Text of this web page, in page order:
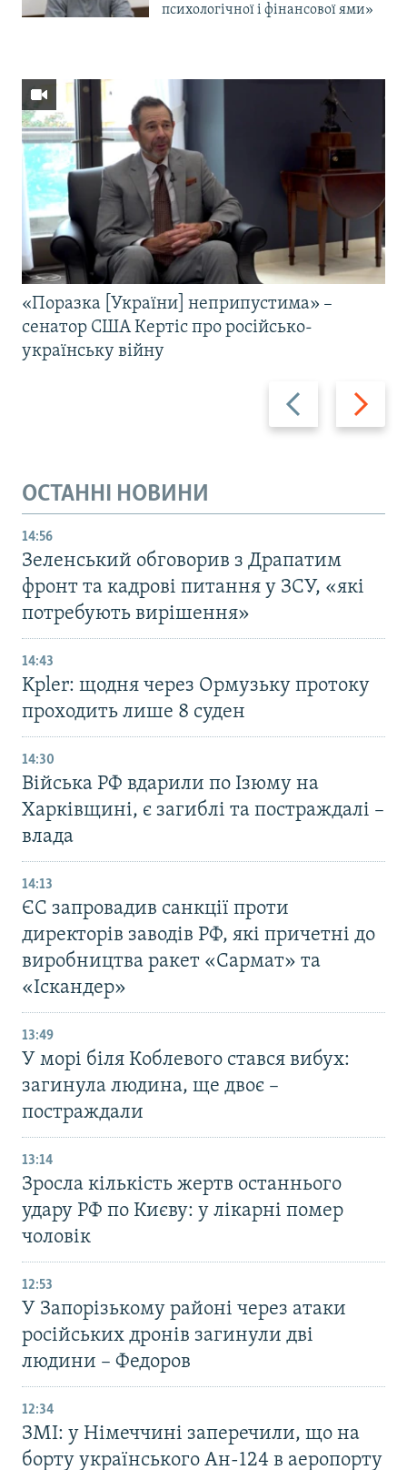
психологічної і фінансової ями»
Назад Вперед
«Поразка [України] неприпустима» –
сенатор США Кертіс про російсько-
українську війну
ОСТАННІ НОВИНИ
14:56
Зеленський обговорив з Драпатим
фронт та кадрові питання у ЗСУ, «які
потребують вирішення»
14:43
Kpler: щодня через Ормузьку протоку
проходить лише 8 суден
14:30
Війська РФ вдарили по Ізюму на
Харківщині, є загиблі та постраждалі –
влада
14:13
ЄС запровадив санкції проти
директорів заводів РФ, які причетні до
виробництва ракет «Сармат» та
«Іскандер»
13:49
У морі біля Коблевого стався вибух:
загинула людина, ще двоє –
постраждали
13:14
Зросла кількість жертв останнього
удару РФ по Києву: у лікарні помер
чоловік
12:53
У Запорізькому районі через атаки
російських дронів загинули дві
людини – Федоров
12:34
ЗМІ: у Німеччині заперечили, що на
борту українського Ан-124 в аеропорту